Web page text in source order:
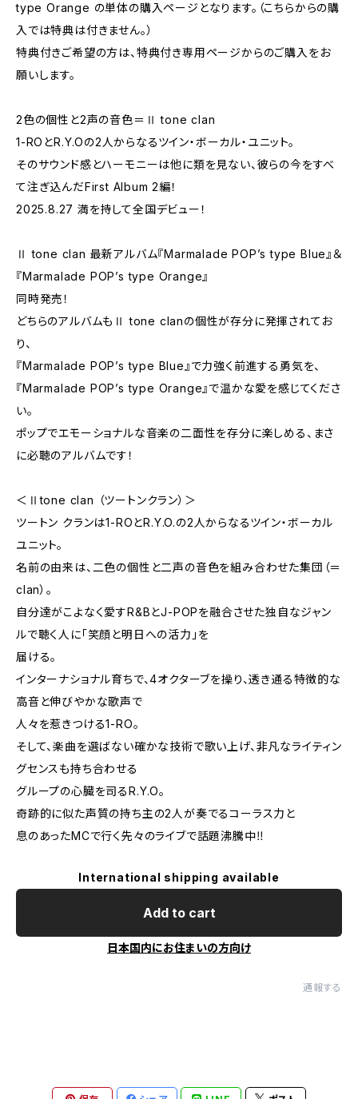
type Orange の単体の購入ページとなります。（こちらからの購
入では特典は付きません。）
特典付きご希望の方は、特典付き専用ページからのご購入をお
願いします。
2色の個性と2声の音色＝Ⅱ tone clan
1-ROとR.Y.Oの2人からなるツイン・ボーカル・ユニット。
そのサウンド感とハーモニーは他に類を見ない、彼らの今をすべ
て注ぎ込んだFirst Album 2編！
2025.8.27 満を持して全国デビュー！
Ⅱ tone clan 最新アルバム『Marmalade POP’s type Blue』＆
『Marmalade POP’s type Orange』
同時発売！
どちらのアルバムもⅡ tone clanの個性が存分に発揮されてお
り、
『Marmalade POP’s type Blue』で力強く前進する勇気を、
『Marmalade POP’s type Orange』で温かな愛を感じてくださ
い。
ポップでエモーショナルな音楽の二面性を存分に楽しめる、まさ
に必聴のアルバムです！
＜Ⅱtone clan （ツートンクラン）＞
ツートン クランは1-ROとR.Y.O.の2人からなるツイン・ボーカル
ユニット。
名前の由来は、二色の個性と二声の音色を組み合わせた集団（＝
clan）。
自分達がこよなく愛すR&BとJ-POPを融合させた独自なジャン
ルで聴く人に「笑顔と明日への活力」を
届ける。
インターナショナル育ちで、4オクターブを操り、透き通る特徴的な
高音と伸びやかな歌声で
人々を惹きつける1-RO。
そして、楽曲を選ばない確かな技術で歌い上げ、非凡なライティン
グセンスも持ち合わせる
グループの心臓を司るR.Y.O。
奇跡的に似た声質の持ち主の2人が奏でるコーラス力と
息のあったMCで行く先々のライブで話題沸騰中‼
International shipping available
Add to cart
日本国内にお住まいの方向け
通報する